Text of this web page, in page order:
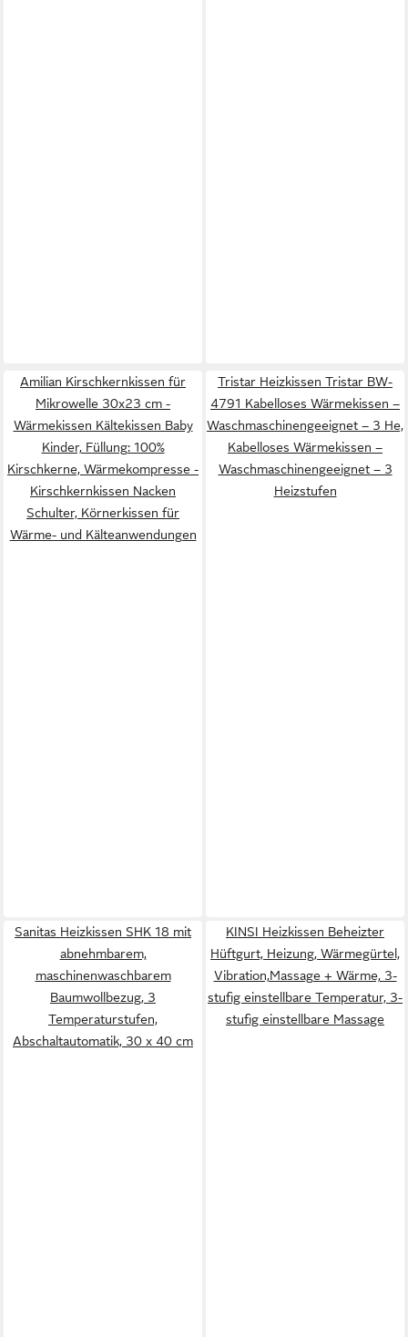
Amilian Kirschkernkissen für
Mikrowelle 30x23 cm -
Wärmekissen Kältekissen Baby
Kinder, Füllung: 100%
Kirschkerne, Wärmekompresse -
Kirschkernkissen Nacken
Schulter, Körnerkissen für
Wärme- und Kälteanwendungen
Tristar Heizkissen Tristar BW-
4791 Kabelloses Wärmekissen –
Waschmaschinengeeignet – 3 He,
Kabelloses Wärmekissen –
Waschmaschinengeeignet – 3
Heizstufen
Sanitas Heizkissen SHK 18 mit
abnehmbarem,
maschinenwaschbarem
Baumwollbezug, 3
Temperaturstufen,
Abschaltautomatik, 30 x 40 cm
KINSI Heizkissen Beheizter
Hüftgurt, Heizung, Wärmegürtel,
Vibration,Massage + Wärme, 3-
stufig einstellbare Temperatur, 3-
stufig einstellbare Massage